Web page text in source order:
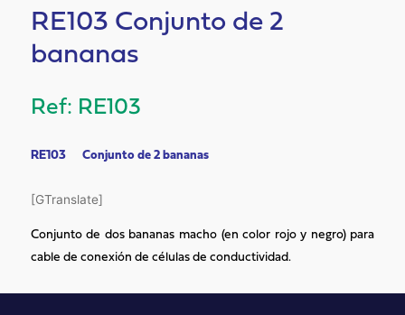
RE103 Conjunto de 2
bananas
RE103
RE103 Conjunto de 2 bananas
[GTranslate]
Conjunto de dos bananas macho (en color rojo y negro) para
cable de conexión de células de conductividad.